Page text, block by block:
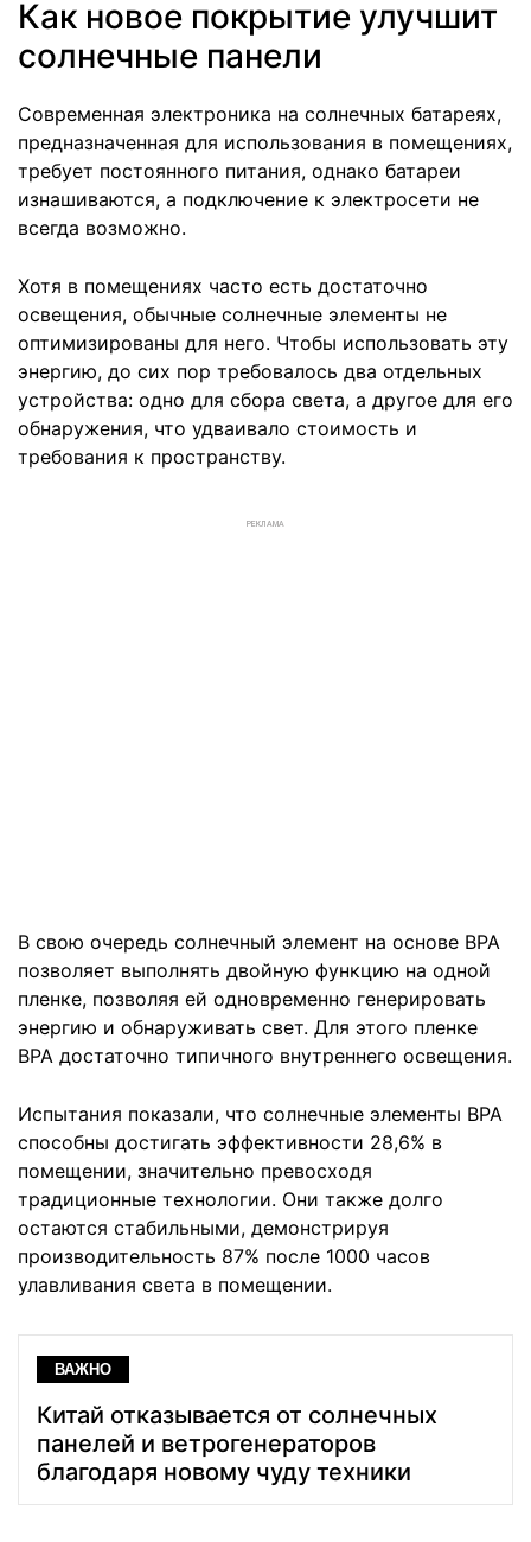
Как новое покрытие улучшит
солнечные панели
Современная электроника на солнечных батареях,
предназначенная для использования в помещениях,
требует постоянного питания, однако батареи
изнашиваются, а подключение к электросети не
всегда возможно.
Хотя в помещениях часто есть достаточно
освещения, обычные солнечные элементы не
оптимизированы для него. Чтобы использовать эту
энергию, до сих пор требовалось два отдельных
устройства: одно для сбора света, а другое для его
обнаружения, что удваивало стоимость и
требования к пространству.
РЕКЛАМА
В свою очередь солнечный элемент на основе BPA
позволяет выполнять двойную функцию на одной
пленке, позволяя ей одновременно генерировать
энергию и обнаруживать свет. Для этого пленке
BPA достаточно типичного внутреннего освещения.
Испытания показали, что солнечные элементы BPA
способны достигать эффективности 28,6% в
помещении, значительно превосходя
традиционные технологии. Они также долго
остаются стабильными, демонстрируя
производительность 87% после 1000 часов
улавливания света в помещении.
ВАЖНО
Китай отказывается от солнечных
панелей и ветрогенераторов
благодаря новому чуду техники